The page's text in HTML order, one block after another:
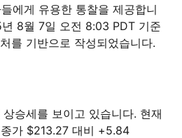
에게 유용한 통찰을 제공합니
8월 7일 오전 8:03 PDT 기준
를 기반으로 작성되었습니다.
승세를 보이고 있습니다. 현재
가 $213.27 대비 +5.84